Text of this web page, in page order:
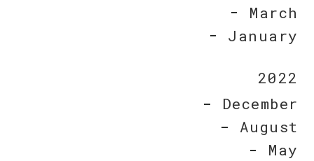
March
January
2022
December
August
May